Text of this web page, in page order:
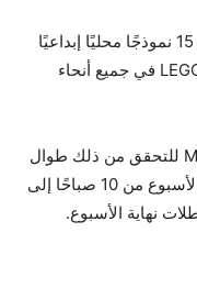
يعد تصميم كأس Atlanta LEGO واحدًا من 15 نموذجًا محليًا إبداعيًا
يتم عرضها في مراكز LEGOLAND Discovery في جميع أنحاء
إن العائلات مدعوة للتوقف عند MINILAND للتحقق من ذلك طوال
مدة بطولة كرة القدم العالمية، خلال أيام الأسبوع من 10 صباحًا إلى